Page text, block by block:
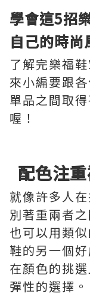
學會這5招
自己的時尚
了解完樂福
來小編要跟
單品之間取
喔！
配色注
就像許多人
別著重兩者
也可以用類
鞋的另一個
在顏色的挑
彈性的選擇。